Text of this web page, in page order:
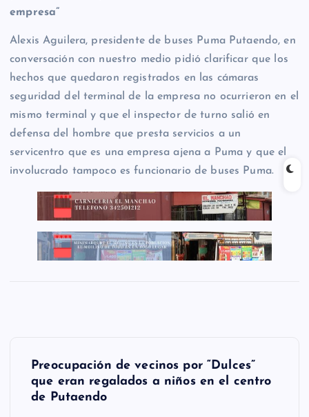
empresa”
Alexis Aguilera, presidente de buses Puma Putaendo, en
conversación con nuestro medio pidió clarificar que los
hechos que quedaron registrados en las cámaras
seguridad del terminal de la empresa no ocurrieron en el
mismo terminal y que el inspector de turno salió en
defensa del hombre que presta servicios a un
servicentro que es una empresa ajena a Puma y que el
involucrado tampoco es funcionario de buses Puma.
Preocupación de vecinos por “Dulces”
que eran regalados a niños en el centro
de Putaendo